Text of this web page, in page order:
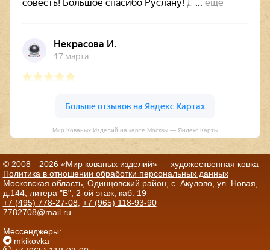
Мир Кованых Изделий на карте Москвы — Яндекс Карты
© 2008—2026 «Мир кованых изделий» — художественная ковка
Политика в отношении обработки персональных данных
Московская область, Одинцовский район, с. Акулово, ул. Новая,
д.144, литера "Б", 2-ой этаж, каб. 19
+7 (495) 778-27-08, +7 (965) 118-93-90
7782708@mail.ru
Мессенджеры:
mkikovka